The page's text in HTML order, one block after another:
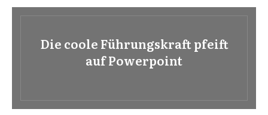
Die coole Führungskraft pfeift
auf Powerpoint